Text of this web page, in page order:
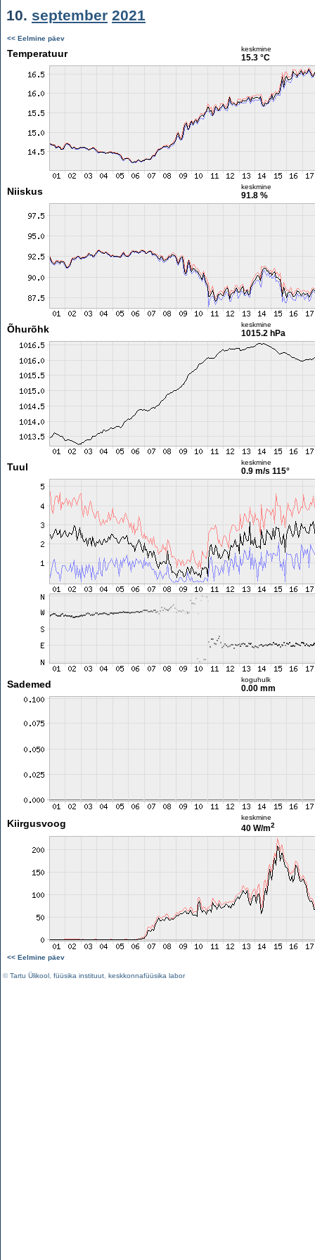
10. september 2021
<< Eelmine päev
Temperatuur keskmine
15.3 °C
Niiskus keskmine
91.8 %
Õhurõhk keskmine
1015.2 hPa
Tuul keskmine
0.9 m/s 115°
Sademed koguhulk
0.00 mm
Kiirgusvoog
keskmine
40 W/m2
<< Eelmine päev
©Tartu Ülikool füüsika instituut keskkonnafüüsika labor